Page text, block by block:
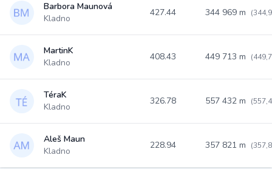
Barbora Maunová
Kladno
427.44 344 969 m
MartinK
Kladno
408.43 449 713 m
TéraK
Kladno
326.78 557 432 m
Aleš Maun
Kladno
228.94 357 821 m